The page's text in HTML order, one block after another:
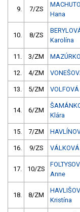
9. 7/ZS
Hana
10. 8/ZS
Karolína
11. 3/ZM
12. 4/ZM
13. 5/ZM
14. 6/ZM
Klára
15. 7/ZM
16. 9/ZS
17. 10/ZS
Anne
18. 8/ZM
Kristína